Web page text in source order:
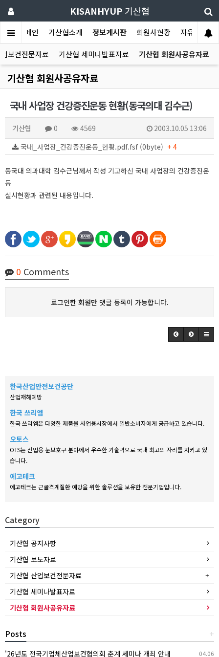
KISANHYUP기산협
메인 기산협소개 정보게시판 회원사현황 자유게시판
보건전문자료 기산협 세미나발표자료 기산협 회원사공유자료
기산협 회원사공유자료
국내 사업장 건강증진운동 현황(동국의대 김수근)
기산협 0 4569
2003.10.05 13:06
국내_사업장_건강증진운동_현황.pdf.fsf (0byte) + 4
동국대 의과대학 김수근님께서 작성 기고하신 국내 사업장의 건강증진운
동
실시현황과 관련된 내용입니다.
0 Comments
로그인한 회원만 댓글 등록이 가능합니다.
한국산업안전보건공단
산업재해예방
한국 쓰리엠
한국 쓰리엠은 다양한 제품을 사업용시장에서 일반소비자에게 공급하고 있습니다.
오토스
OTS는 산업용 눈보호구 분야에서 우수한 기술력으로 국내 최고의 자리를 지키고 있
습니다.
에고테크
에고테크는 근골격계질환 예방을 위한 솔루션을 보유한 전문기업입니다.
Category
기산협 공지사항
기산협 보도자료
기산협 산업보건전문자료
기산협 세미나발표자료
기산협 회원사공유자료
+
Posts
04.06
'26년도 전국기업체산업보건협의회 춘계 세미나 개최 안내